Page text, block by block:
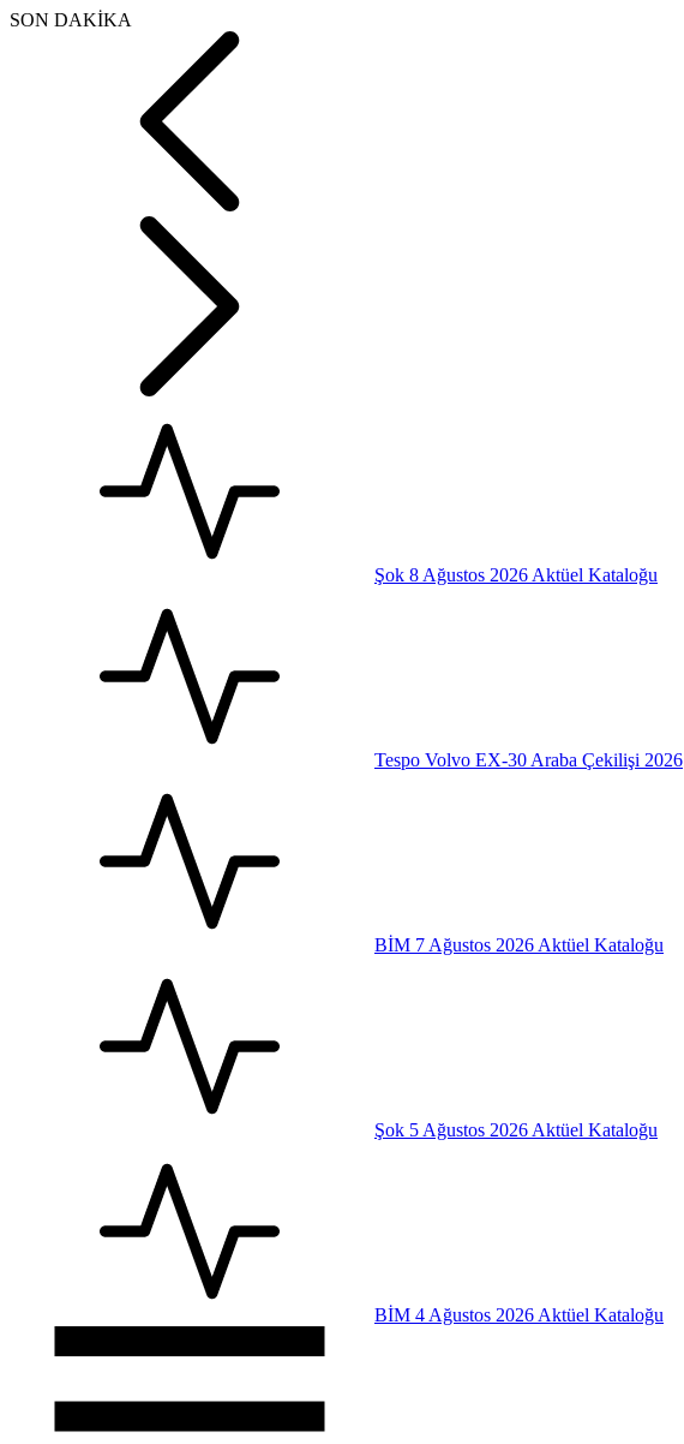
SON DAKİKA
Şok 8 Ağustos 2026 Aktüel Kataloğu
Tespo Volvo EX-30 Araba Çekilişi 2026
BİM 7 Ağustos 2026 Aktüel Kataloğu
Şok 5 Ağustos 2026 Aktüel Kataloğu
BİM 4 Ağustos 2026 Aktüel Kataloğu